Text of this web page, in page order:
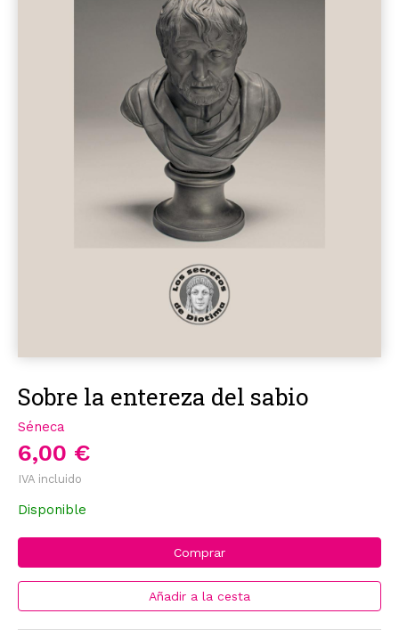
Sobre la entereza del sabio
Séneca
6,00 €
IVA incluido
Disponible
Comprar
Añadir a la cesta